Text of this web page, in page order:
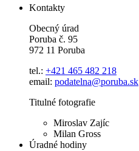
Kontakty
Obecný úrad
Poruba č. 95
972 11 Poruba
tel.: +421 465 482 218
email: podatelna@poruba.sk
Titulné fotografie
Miroslav Zajíc
Milan Gross
Úradné hodiny